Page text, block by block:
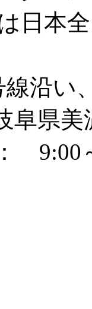
日本
線沿
阜県
9:00